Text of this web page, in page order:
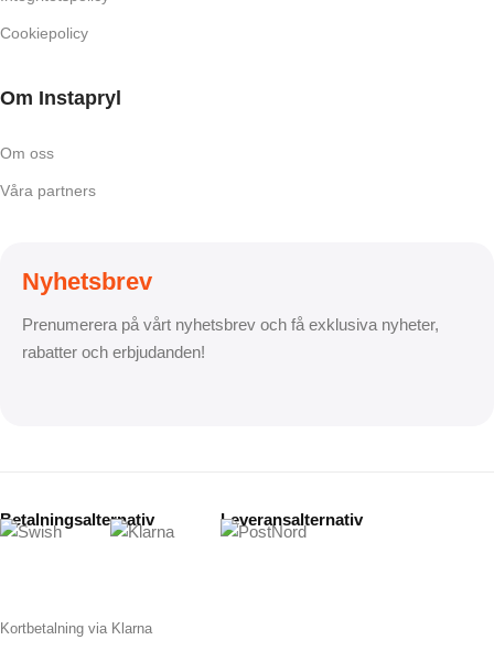
Cookiepolicy
Om Instapryl
Om oss
Våra partners
Nyhetsbrev
Prenumerera på vårt nyhetsbrev och få exklusiva nyheter,
rabatter och erbjudanden!
Betalningsalternativ
Kortbetalning via Klarna
Leveransalternativ